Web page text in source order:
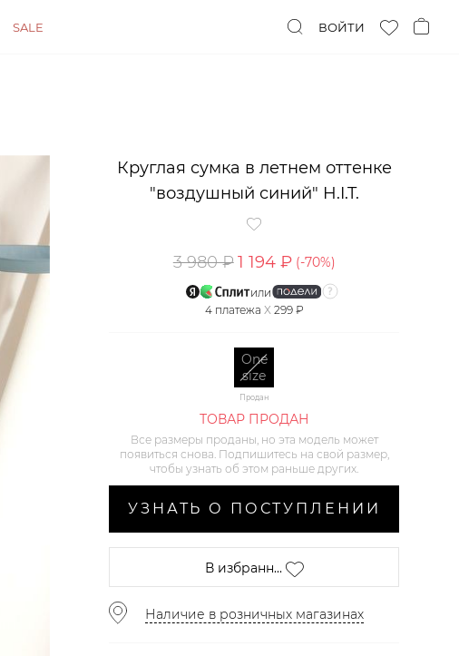
SALE ВОЙТИ
Круглая сумка в летнем оттенке
"воздушный синий" H.I.T.
3 980 ₽1 194 ₽ (-70%)
или
4 платежа X 299 ₽
One
size
Продан
ТОВАР ПРОДАН
Все размеры проданы, но эта модель может
появиться снова. Подпишитесь на свой размер,
чтобы узнать об этом раньше других.
УЗНАТЬ О ПОСТУПЛЕНИИ
В избранн...
Наличие в розничных магазинах